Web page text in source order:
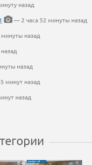
назад
— 2 часа 52 минуты назад
назад
назад
минут назад
назад